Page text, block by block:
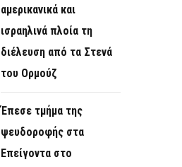
αμερικανικά και
ισραηλινά πλοία τη
διέλευση από τα Στενά
του Ορμούζ
Έπεσε τμήμα της
ψευδοροφής στα
Επείγοντα στο